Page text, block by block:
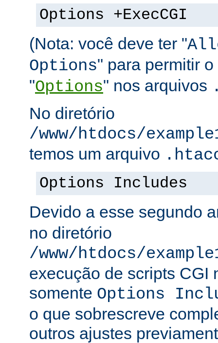
Options +ExecCGI
(Nota: você deve ter "
Options" para permitir
"Options" nos arquivos
No diretório
/www/htdocs/
temos um arquivo
Options Includes
Devido a esse segundo
no diretório
/www/htdocs/
execução de scripts CGI
somente Options
o que sobrescreve
outros ajustes